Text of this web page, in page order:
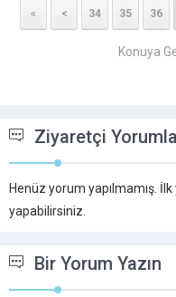
« < 34 35 36
Konuya
Ziyaretçi
Henüz yorum yapılmamış.
yapabilirsiniz.
Bir Yorum Yazın